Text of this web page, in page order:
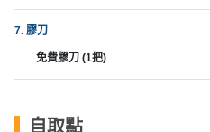
樂
體
驗
作
7. 膠刀
免費膠刀 (1把)
自取點